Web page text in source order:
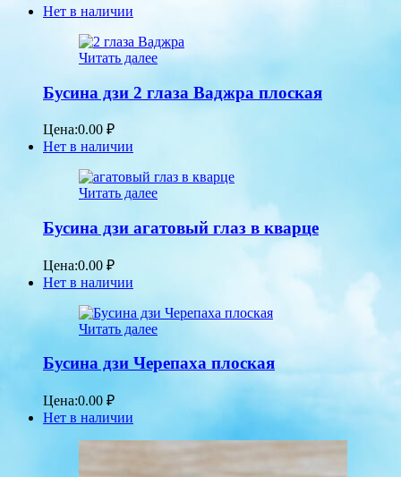
Нет в наличии
Читать далее
Бусина дзи 2 глаза Ваджра плоская
Цена:0.00 ₽
Нет в наличии
Читать далее
Бусина дзи агатовый глаз в кварце
Цена:0.00 ₽
Нет в наличии
Читать далее
Бусина дзи Черепаха плоская
Цена:0.00 ₽
Нет в наличии